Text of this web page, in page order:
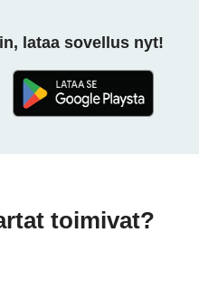
lataa sovellus nyt!
toimivat?